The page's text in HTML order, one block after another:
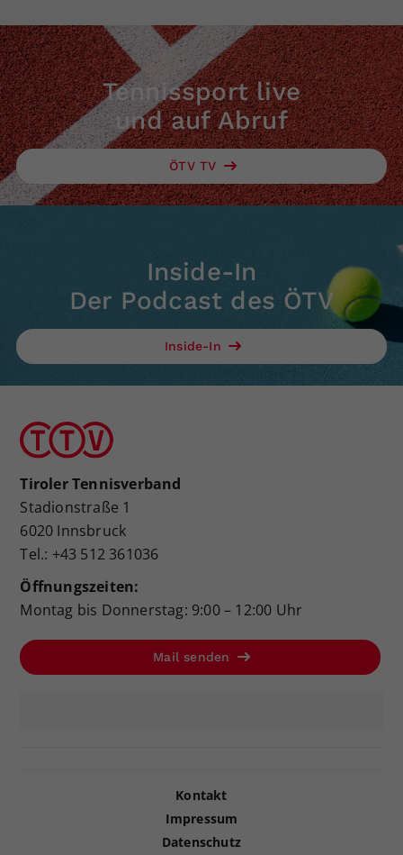
Tennissport live
und auf Abruf
ÖTV TV
Inside-In
Der Podcast des ÖTV
Inside-In
Tiroler Tennisverband
Stadionstraße 1
6020 Innsbruck
Tel.: +43 512 361036
Öffnungszeiten:
Montag bis Donnerstag: 9:00 – 12:00 Uhr
Mail senden
Kontakt
Impressum
Datenschutz